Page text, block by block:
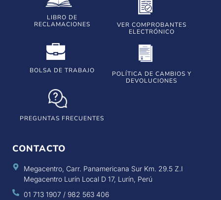
LIBRO DE
RECLAMACIONES
VER COMPROBANTES
ELECTRÓNICO
BOLSA DE TRABAJO
POLÍTICA DE CAMBIOS Y
DEVOLUCIONES
PREGUNTAS FRECUENTES
CONTACTO
Megacentro, Carr. Panamericana Sur Km. 29.5 Z.I
Megacentro Lurín Local D 17, Lurín, Perú
01 713 1907 / 982 563 406